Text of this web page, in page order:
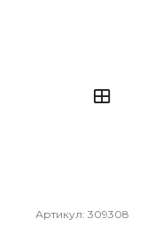
Артикул: 309308